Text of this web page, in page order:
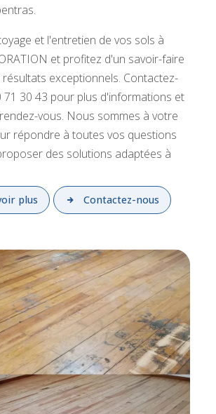
et l'entretien de vos sols à
et profitez d'un savoir-faire
exceptionnels. Contactez-
71 30 43 pour plus d'informations et
vous. Nous sommes à votre
répondre à toutes vos questions
des solutions adaptées à
plus Contactez-nous